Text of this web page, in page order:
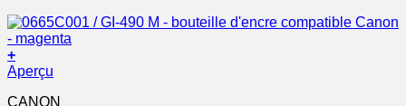
+
Aperçu
CANON